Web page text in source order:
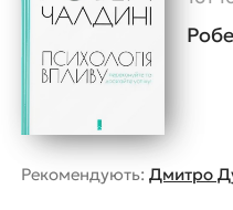
Рекомендують: Дмитро